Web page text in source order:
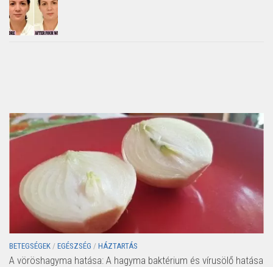
BETEGSÉGEK / EGÉSZSÉG / HÁZTARTÁS
A vöröshagyma hatása: A hagyma baktérium és vírusölő hatása